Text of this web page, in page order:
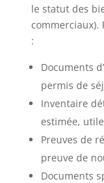
le statut des
commerciaux).
:
Documents
permis de
Inventaire
estimée,
Preuves de
preuve de
Documents